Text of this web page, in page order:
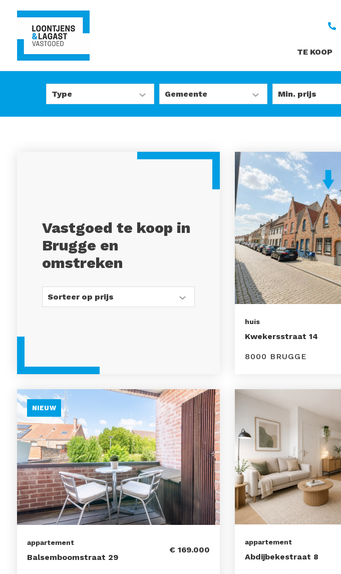
TE KOOP
Vastgoed te koop in
Brugge en
omstreken
huis
Kwekersstraat 14
8000 BRUGGE
NIEUW
appartement
Balsemboomstraat 29
€ 169.000
appartement
Abdijbekestraat 8